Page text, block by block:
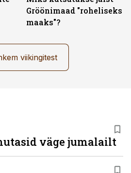
Gröönimaad "roheliseks
maaks"?
viikingitest
väge jumalailt